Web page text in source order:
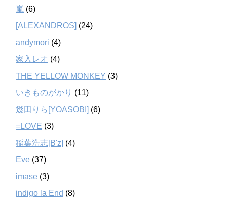
嵐 (6)
[ALEXANDROS] (24)
andymori (4)
家入レオ (4)
THE YELLOW MONKEY (3)
いきものがかり (11)
幾田りら[YOASOBI] (6)
=LOVE (3)
稲葉浩志[B'z] (4)
Eve (37)
imase (3)
indigo la End (8)